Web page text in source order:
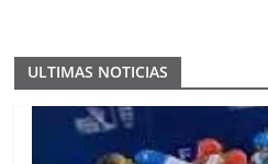
ULTIMAS NOTICIAS